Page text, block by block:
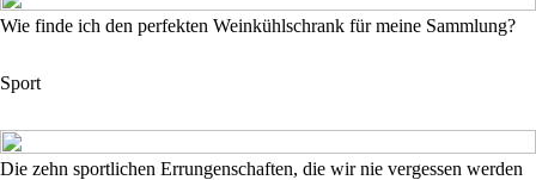
Wie finde ich den perfekten Weinkühlschrank für meine Sammlung?
Sport
Die zehn sportlichen Errungenschaften, die wir nie vergessen werden